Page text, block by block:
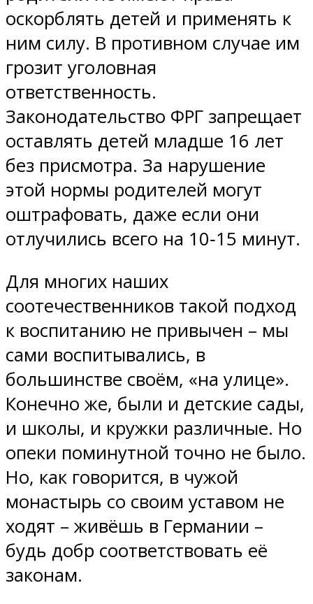
оскорблять детей и применять к
ним силу. В противном случае им
грозит уголовная
ответственность.
Законодательство ФРГ запрещает
оставлять детей младше 16 лет
без присмотра. За нарушение
этой нормы родителей могут
оштрафовать, даже если они
отлучились всего на 10‑15 минут.
Для многих наших
соотечественников такой подход
к воспитанию не привычен – мы
сами воспитывались, в
большинстве своём, «на улице».
Конечно же, были и детские сады,
и школы, и кружки различные. Но
опеки поминутной точно не было.
Но, как говорится, в чужой
монастырь со своим уставом не
ходят – живёшь в Германии –
будь добр соответствовать её
законам.